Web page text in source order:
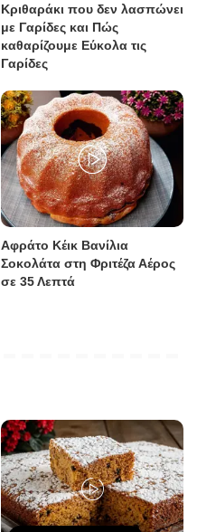
Κριθαράκι που δεν λασπώνει
με Γαρίδες και Πώς
καθαρίζουμε Εύκολα τις
Γαρίδες
Αφράτο Κέικ Βανίλια
Σοκολάτα στη Φριτέζα Αέρος
σε 35 Λεπτά